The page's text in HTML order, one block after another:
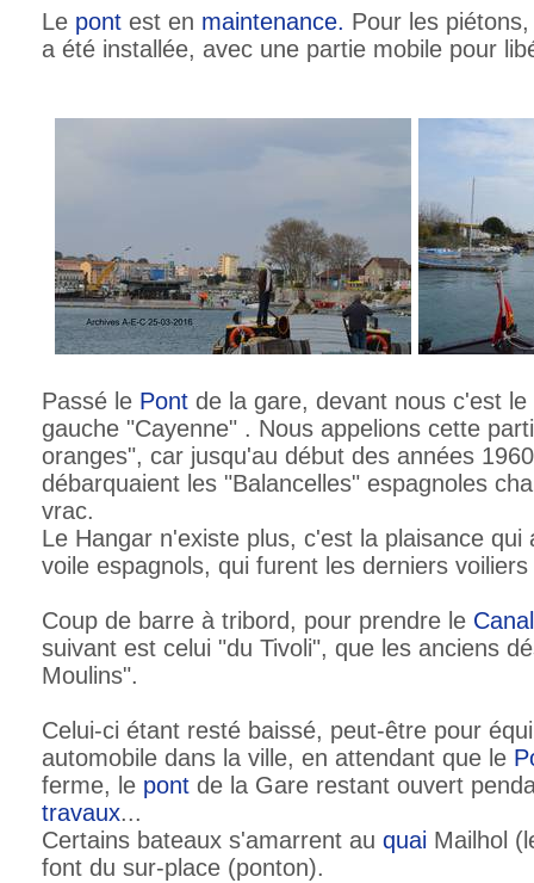
Le pont est en maintenance. Pour les
a été installée, avec une partie mobile pour
Passé le Pont de la gare, devant nous c'est
gauche "Cayenne" . Nous appelions cette
oranges", car jusqu'au début des années
débarquaient les "Balancelles" espagnoles
vrac.
Le Hangar n'existe plus, c'est la plaisance qui
voile espagnols, qui furent les derniers
Coup de barre à tribord, pour prendre le Canal
suivant est celui "du Tivoli", que les anciens
Moulins".
Celui-ci étant resté baissé, peut-être pour
automobile dans la ville, en attendant que le
ferme, le pont de la Gare restant ouvert
travaux...
Certains bateaux s'amarrent au quai Mailhol
font du sur-place (ponton).